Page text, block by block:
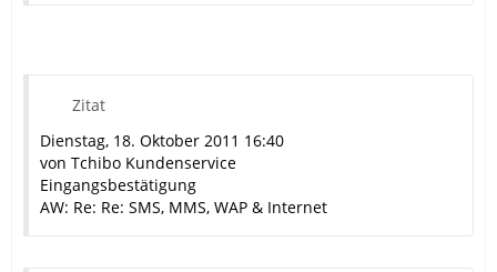
(.../...)
Mit freundlichen Grüßen
xxxx
Zitat
Dienstag, 18. Oktober 2011 16:40
von Tchibo Kundenservice
Eingangsbestätigung
AW: Re: Re: SMS, MMS, WAP & Internet